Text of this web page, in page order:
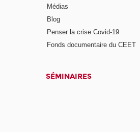
Médias
Blog
Penser la crise Covid-19
Fonds documentaire du CEET
SÉMINAIRES